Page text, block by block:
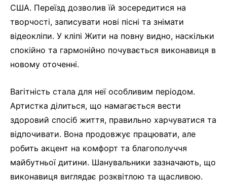
США. Переїзд дозволив їй зосередитися на
творчості, записувати нові пісні та знімати
відеокліпи. У кліпі Жити на повну видно, наскільки
спокійно та гармонійно почувається виконавиця в
новому оточенні.
Вагітність стала для неї особливим періодом.
Артистка ділиться, що намагається вести
здоровий спосіб життя, правильно харчуватися та
відпочивати. Вона продовжує працювати, але
робить акцент на комфорт та благополуччя
майбутньої дитини. Шанувальники зазначають, що
виконавиця виглядає розквітлою та щасливою.